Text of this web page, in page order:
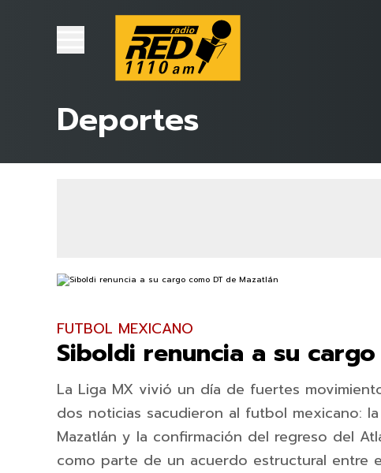
Deportes
FUTBOL MEXICANO
Siboldi renuncia a su
La Liga MX vivió un día de fuertes
dos noticias sacudieron al futbol mexicano:
Mazatlán y la confirmación del regreso del
como parte de un acuerdo estructural entre